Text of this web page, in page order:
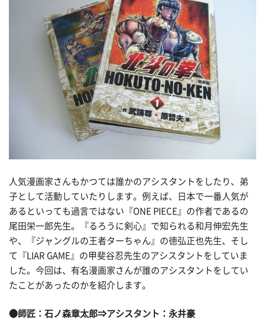
人気漫画家さんもかつては誰かのアシスタントをしたり、弟
子として活動していたりします。例えば、日本で一番人気が
あるといっても過言ではない『ONE PIECE』の作者であるの
尾田栄一郎先生。『るろうに剣心』で知られる和月伸宏先生
や、『ジャングルの王者ターちゃん』の徳弘正也先生、そし
て『LIAR GAME』の甲斐谷忍先生のアシスタントをしていま
した。今回は、有名漫画家さんが誰のアシスタントをしてい
たことがあったのかを紹介します。
●師匠：石ノ森章太郎⇒アシスタント：永井豪